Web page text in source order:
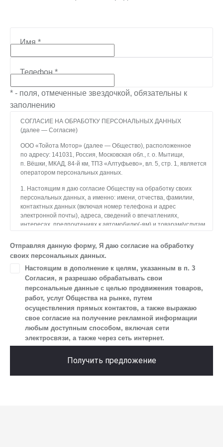
Имя*
Телефон*
* - поля, отмеченные звездочкой, обязательны к
заполнению
СОГЛАСИЕ НА ОБРАБОТКУ ПЕРСОНАЛЬНЫХ ДАННЫХ
(далее — Согласие)
ООО «Тойота Мотор» (далее — Общество), расположенное
по адресу: 141031, Россия, Московская обл., г. о. Мытищи,
п. Вёшки, МКАД, 84-й км, ТПЗ «Алтуфьево», вл. 5, стр. 1, является
оператором персональных данных.
1. Настоящим я даю согласие Обществу на обработку своих
персональных данных, а именно: имени, отчества, фамилии,
контактных данных (включая номер телефона и адрес
электронной почты), адреса, сведений о впечатлениях,
интересах, предпочтениях к автомобилю(-ям) и товарам/услугам,
устройства и модели мобильного телефона посетителя сайта,
уникального идентификатора посетителя сайта,
предпочтительного времени и способа для контакта, истории
контактов.
следующие действия: сбор, запись, систематизация,
накопление, хранение, уточнение (обновление, изменение),
извлечение, использование, передача (предоставление, доступ),
блокирование, удаление, уничтожение персональных данных.
Общество обрабатывает персональные данные
с использованием средств автоматизации.
осуществление взаимодействия Общества с посетителями
Отправляя данную форму, Я даю согласие на обработку
своих персональных данных.
Настоящим в дополнение к целям, указанным в п. 3
Согласия, я разрешаю обрабатывать свои
персональные данные с целью продвижения товаров,
работ, услуг Общества на рынке, путем
осуществления прямых контактов, а также выражаю
свое согласие на получение рекламной информации
любым доступным способом, включая сети
электросвязи, а также через сеть интернет.
Получить предложение